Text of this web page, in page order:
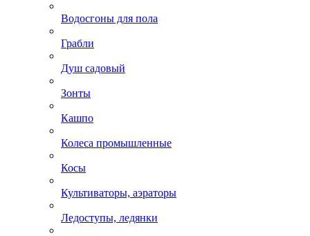
Водосгоны для пола
Грабли
Душ садовый
Зонты
Кашпо
Колеса промышленные
Косы
Культиваторы, аэраторы
Ледоступы, ледянки